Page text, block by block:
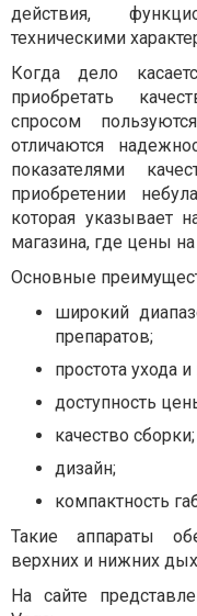
действия,
техническими
Когда дело
приобретать
спросом
отличаются
показателями
приобретении
которая указывает
магазина, где цены
Основные
широкий
препаратов;
простота ухода
доступность
качество сборки;
дизайн;
компактность
Такие аппараты
верхних и нижних
На сайте